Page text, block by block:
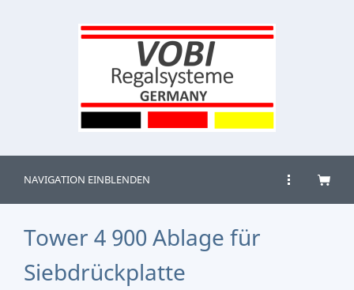
NAVIGATION EINBLENDEN
Tower 4 900 Ablage für
Siebdrückplatte